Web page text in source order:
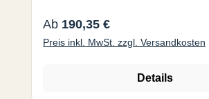
Hartmetall-Wendeplatten Höhere
eine Qualität für eine Vielzahl von
Hartmetallleisten und der
Regulärer Preis:
Ab 190,35 €
Preis inkl. MwSt. zzgl. Versandkosten
Details